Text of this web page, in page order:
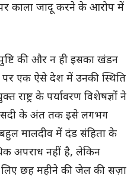
पर काला जादू करने के आरोप में
की और न ही इसका खंडन
एक ऐसे देश में उनकी स्थिति
के पर्यावरण विशेषज्ञों ने
सदी के अंत तक इसे लगभग
मालदीव में दंड संहिता के
अपराध नहीं है, लेकिन
छह महीने की जेल की सज़ा